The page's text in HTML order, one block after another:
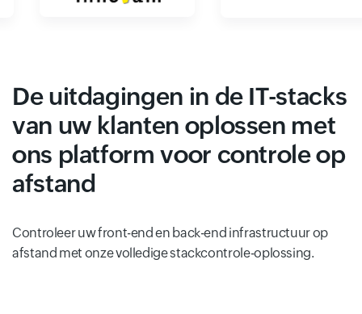
De uitdagingen in de IT-stacks
van uw klanten oplossen met
ons platform voor controle op
afstand
Controleer uw front-end en back-end infrastructuur op
afstand met onze volledige stackcontrole-oplossing.